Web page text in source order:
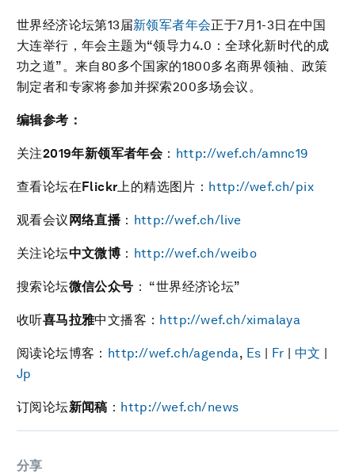
世界经济论坛第13届新领军者年会正于7月1-3日在中国
大连举行，年会主题为“领导力4.0：全球化新时代的成
功之道”。来自80多个国家的1800多名商界领袖、政策
制定者和专家将参加并探索200多场会议。
编辑参考：
关注2019年新领军者年会： http://wef.ch/amnc19
查看论坛在Flickr上的精选图片： http://wef.ch/pix
观看会议 网络直播 ： http://wef.ch/live
关注论坛中文微博 ： http://wef.ch/weibo
搜索论坛微信公众号 ： “世界经济论坛”
收听喜马拉雅中文播客： http://wef.ch/ximalaya
阅读论坛博客： http://wef.ch/agenda, Es | Fr | 中文 |
Jp
订阅论坛新闻稿 ： http://wef.ch/news
分享